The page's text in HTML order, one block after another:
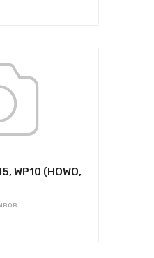
WP10 (HOWO,